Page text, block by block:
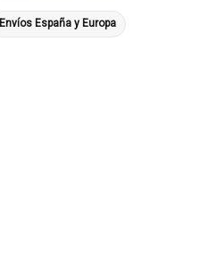
Envíos España y Europa